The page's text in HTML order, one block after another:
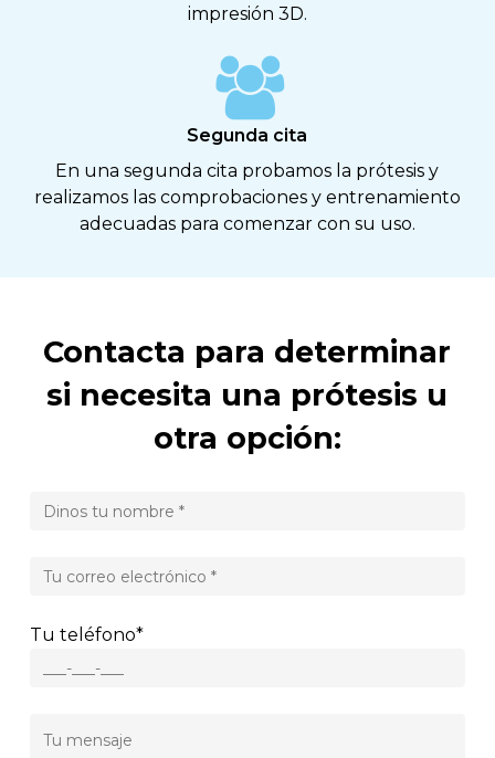
impresión 3D.
Segunda cita
En una segunda cita probamos la prótesis y
realizamos las comprobaciones y entrenamiento
adecuadas para comenzar con su uso.
Contacta para determinar
si necesita una prótesis u
otra opción:
Tu teléfono*